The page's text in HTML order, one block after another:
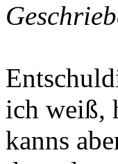
ich weiß,
kanns